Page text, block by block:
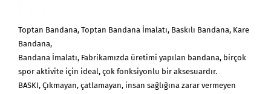
Toptan Bandana, Toptan Bandana İmalatı, Baskılı Bandana, Kare
Bandana,
Bandana İmalatı, Fabrikamızda üretimi yapılan bandana, birçok
spor aktivite için ideal, çok fonksiyonlu bir aksesuardır.
BASKI, Çıkmayan, çatlamayan, insan sağlığına zarar vermeyen